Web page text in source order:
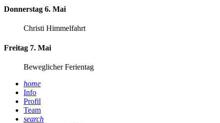
Donnerstag 6. Mai
Christi Himmelfahrt
Freitag 7. Mai
Beweglicher Ferientag
home
Info
Profil
Team
search